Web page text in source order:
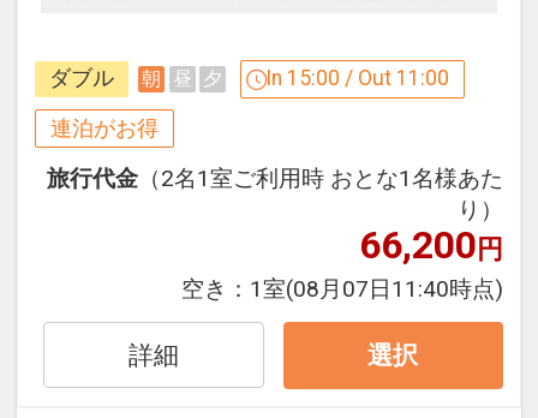
用はできません。
※旅行代金に含まれます。
こどもFでご予約いただいた（3歳～未就
学児）のお子様にはキッズミールパスポ
ートをお渡しします。
対象レストランでおとなと食事同席の場
し、明日への英気を養う。
痛、慢性消化器病、疲労回復等です。
当館ご宿泊のお客様は無料でご利用頂け
ます。
・阿波おどり会館＜ホテルから徒歩約10
みなさんに、年間をとおして「阿波おど
り」を楽しんで頂ける施設です。体験コ
ーナーもございます。
【連泊するとお得】連泊割引がございま
す
２泊目より１泊につきおひとり様 ５００
※割引適用後のご旅行代金は、カレンダ
ーからお進みいただいた後表示される
「空室照会結果確認画面」でご確認くだ
さい。
ダブル 朝 昼 夕 In 15:00 / Out 11:00
連泊がお得
旅行代金 （2名1室ご利用時 おとな1名様あた
り）
66,200円
空き： 1室(08月07日11:40時点)
詳細 選択